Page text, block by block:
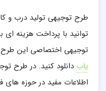
طرح توجیهی تولید درب و
توانید با پرداخت هزینه
توجیهی اختصاصی این طرح
یاب دانلود کنید. در طرح
اطلاعات مفید در حوزه